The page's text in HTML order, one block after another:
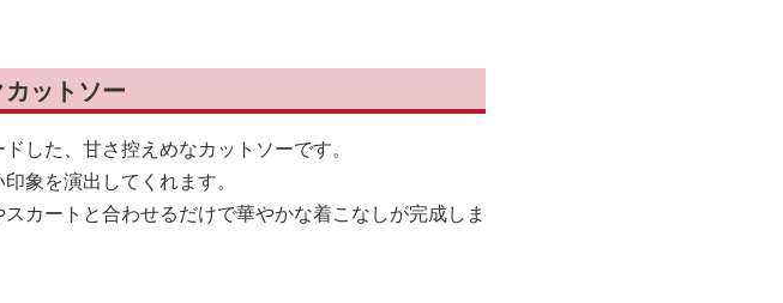
ットソー
した、甘さ控えめなカットソーです。
象を演出してくれます。
カートと合わせるだけで華やかな着こなしが完成しま